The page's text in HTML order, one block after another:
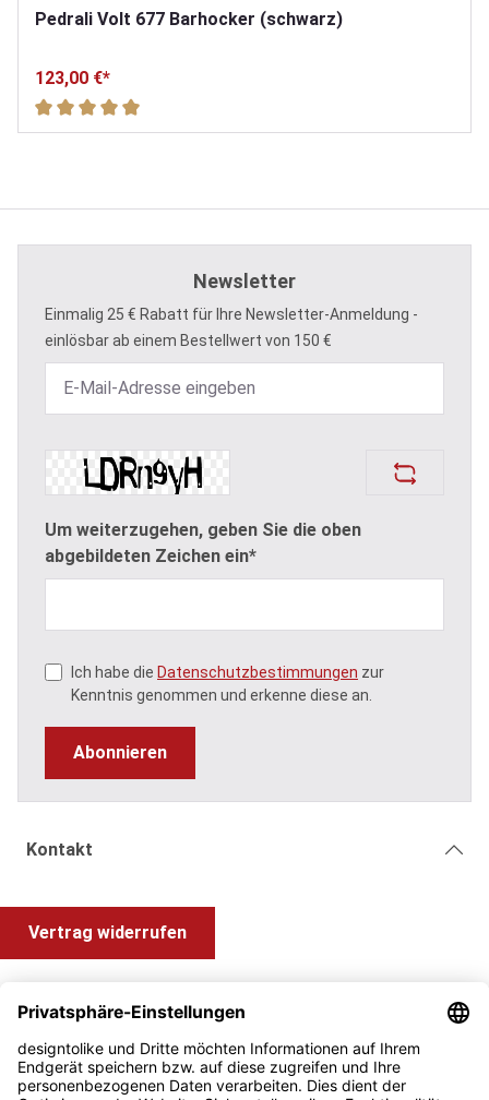
Pedrali Volt 677 Barhocker (schwarz)
123,00 €*
Durchschnittliche Bewertung von 5 von 5 Sternen
Newsletter
Einmalig 25 € Rabatt für Ihre Newsletter-Anmeldung -
einlösbar ab einem Bestellwert von 150 €
Um weiterzugehen, geben Sie die oben
abgebildeten Zeichen ein*
Ich habe die Datenschutzbestimmungen zur
Kenntnis genommen und erkenne diese an.
Abonnieren
Kontakt
Vertrag widerrufen
Information und Impressum